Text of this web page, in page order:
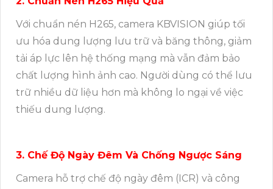
Với chuẩn nén H265, camera KBVISION giúp tối
ưu hóa dung lượng lưu trữ và băng thông, giảm
tải áp lực lên hệ thống mạng mà vẫn đảm bảo
chất lượng hình ảnh cao. Người dùng có thể lưu
trữ nhiều dữ liệu hơn mà không lo ngại về việc
thiếu dung lượng.
3. Chế Độ Ngày Đêm Và Chống Ngược Sáng
Camera hỗ trợ chế độ ngày đêm (ICR) và công